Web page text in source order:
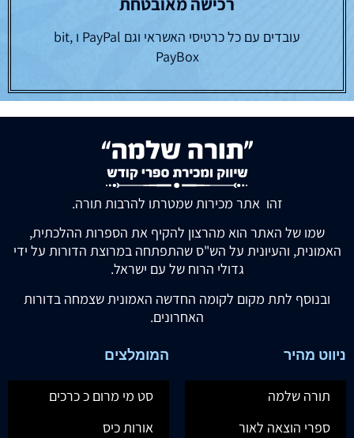
עובדים עם כל כרטיסי האשראי וגם PayPal ו bit,
PayBox
זהו אתר מכירות שמטרתו להרבות תורה.
שמו של האתר הוא מהרצון להקיף את הספרות ההלכתית,
האמונית, והעיונית על הש"ס שהתפתחה במרוצת הדורות על ידי
גדולי הרוח של עם ישראל.
ובנוסף לתת מקום לקומה החדשה האמונית שצמחה בדורות
האחרונים.
ניווט מהיר
תורה שלמה
ספרי הוצאה לאור
המומלצים
סט מי מרום כ כרכים
אורות כיס